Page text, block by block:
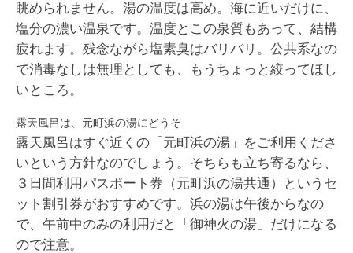
眺められません。湯の温度は高め。海に近いだけに、
塩分の濃い温泉です。温度とこの泉質もあって、結構
疲れます。残念ながら塩素臭はバリバリ。公共系なの
で消毒なしは無理としても、もうちょっと絞ってほし
いところ。
露天風呂は、元町浜の湯にどうそ
露天風呂はすぐ近くの「元町浜の湯」をご利用くださ
いという方針なのでしょう。そちらも立ち寄るなら、
３日間利用パスポート券（元町浜の湯共通）というセ
ット割引券がおすすめです。浜の湯は午後からなの
で、午前中のみの利用だと「御神火の湯」だけになる
ので注意。